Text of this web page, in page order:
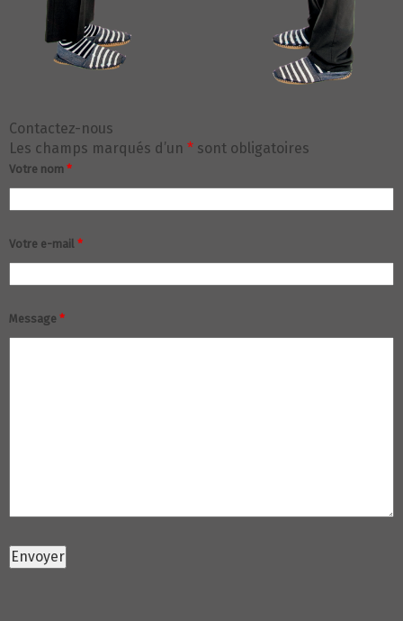
Contactez-nous
Les champs marqués d’un * sont obligatoires
Votre nom *
Votre e-mail *
Message *